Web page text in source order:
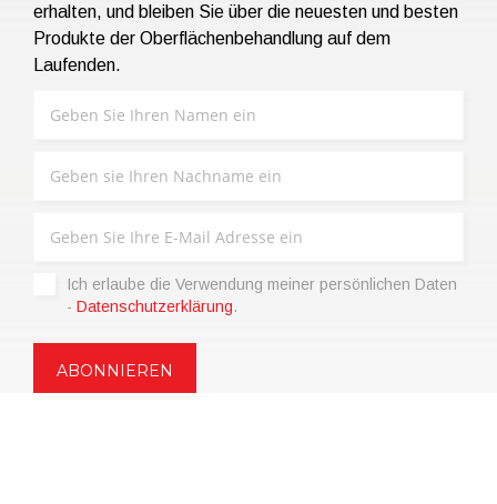
erhalten, und bleiben Sie über die neuesten und besten
Produkte der Oberflächenbehandlung auf dem
Laufenden.
Ich erlaube die Verwendung meiner persönlichen Daten
- Datenschutzerklärung.